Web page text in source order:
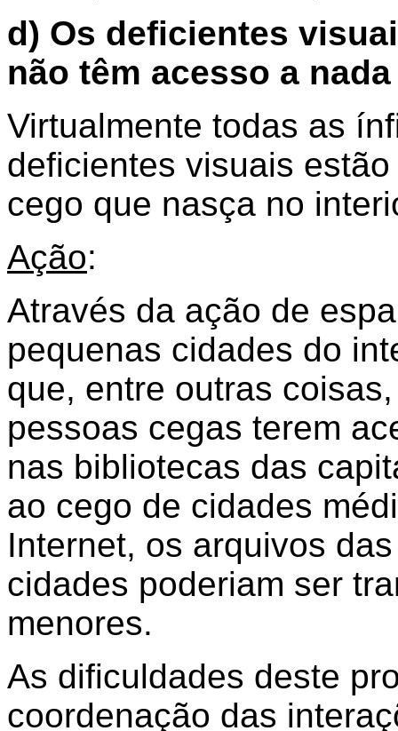
d) Os deficientes
não têm acesso a nada
Virtualmente todas as
deficientes visuais
cego que nasça no
Ação:
Através da ação de
pequenas cidades do
que, entre outras
pessoas cegas terem
nas bibliotecas das
ao cego de cidades
Internet, os arquivos
cidades poderiam ser
menores.
As dificuldades deste
coordenação das